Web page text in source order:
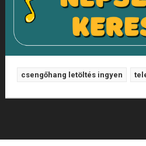
csengőhang letöltés ingyen